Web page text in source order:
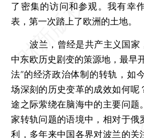
了密集的访问和参观。我有幸
表，第一次踏上了欧洲的土地。
波兰，曾经是共产主义国家
中东欧历史剧变的策源地，最早
法”的经济政治体制的转轨，如
场深刻的历史变革的成效如何呢
途之际萦绕在脑海中的主要问题
家转轨问题的语境中，相对于俄
利，多年来中国各界对波兰的关